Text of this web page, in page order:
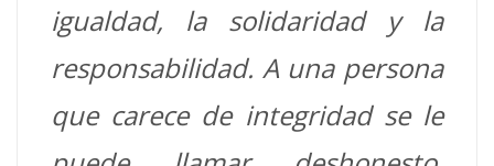
igualdad, la solidaridad y la
responsabilidad. A una persona
que carece de integridad se le